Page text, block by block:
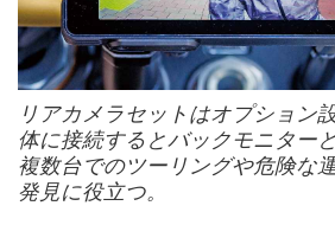
リアカメラセットはオプション
体に接続するとバックモニター
複数台でのツーリングや危険な
発見に役立つ。